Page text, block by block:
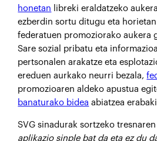
honetan libreki eraldatzeko
ezberdin sortu ditugu eta horietan
federatuen promoziorako aukera
Sare sozial pribatu eta
pertsonalen arakatze eta
ereduen aurkako neurri bezala,
promozioaren aldeko apustua
banaturako bidea abiatzea
SVG sinadurak sortzeko
aplikazio sinple bat da eta ez du